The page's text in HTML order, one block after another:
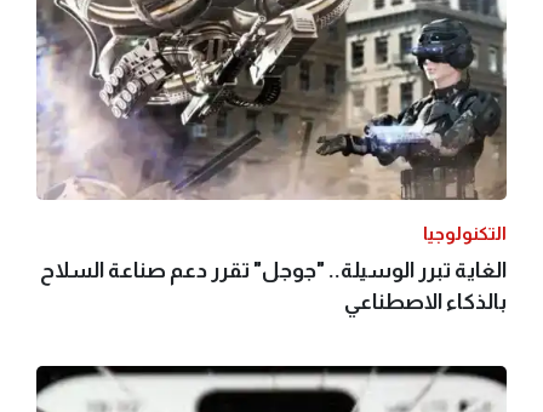
التكنولوجيا
الغاية تبرر الوسيلة.. "جوجل" تقرر دعم صناعة السلاح
بالذكاء الاصطناعي